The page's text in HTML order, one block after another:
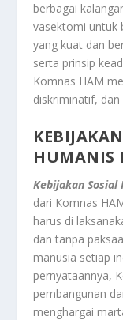
berbagai
vasektomi untuk
yang kuat dan
serta prinsip
Komnas HAM
diskriminatif,
HUMANIS
Kebijakan Sosial
dari Komnas
harus di
dan tanpa
manusia setiap
pernyataannya,
pembangunan
menghargai